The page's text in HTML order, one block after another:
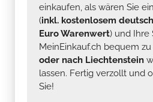
einkaufen, als wären Sie
(inkl. kostenlosem
Euro Warenwert) und Ihre
MeinEinkauf.ch bequem
oder nach Liechtenstein
lassen. Fertig verzollt und
Sie!